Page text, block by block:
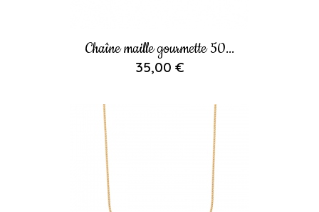
Chaîne maille gourmette 50...
35,00 €